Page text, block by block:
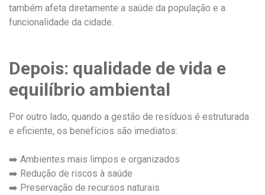
também afeta diretamente a saúde da população e a
funcionalidade da cidade.
Depois: qualidade de vida e
equilíbrio ambiental
Por outro lado, quando a gestão de resíduos é estruturada
e eficiente, os benefícios são imediatos:
➡️ Ambientes mais limpos e organizados
➡️ Redução de riscos à saúde
➡️ Preservação de recursos naturais